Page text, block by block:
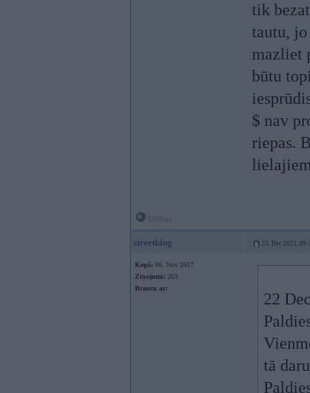
tik
tautu,
mazliet
būtu
$ nav
riepas.
streetking 23. Dec 2021,
Kopš: 06. Nov 2017
Ziņojumi: 203
Braucu ar:
22
tā